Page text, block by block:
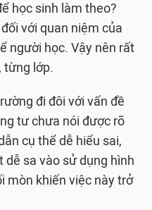
học sinh làm theo?
với quan niệm của
người học. Vậy nên rất
từng lớp.
đi đôi với vấn đề
tư chưa nói được rõ
cụ thể dễ hiểu sai,
dễ sa vào sử dụng hình
mòn khiến việc này trở